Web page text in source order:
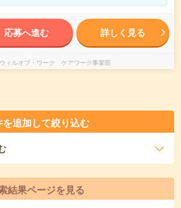
応募へ進む 詳しく見る
ィルオブ・ワーク ケアワーク事業部
追加して絞り込む
結果ページを見る